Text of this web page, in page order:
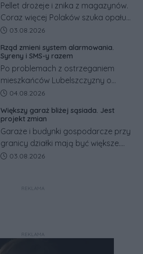
Pellet drożeje i znika z magazynów.
Coraz więcej Polaków szuka opału
za granicą, gdzie bywa nawet
Co się dzieje?
Data dodania artykułu:
03.08.2026
Rząd zmieni system alarmowania.
Syreny i SMS-y razem
Po problemach z ostrzeganiem
mieszkańców Lubelszczyzny o
rosyjskim zagrożeniu rząd
alarmowych, alertów RCB i aplikacji
w jeden system.
Data dodania artykułu:
04.08.2026
Większy garaż bliżej sąsiada. Jest
projekt zmian
Garaże i budynki gospodarcze przy
granicy działki mają być większe.
Projekt zaostrza też zasady
Data dodania artykułu:
03.08.2026
REKLAMA
REKLAMA